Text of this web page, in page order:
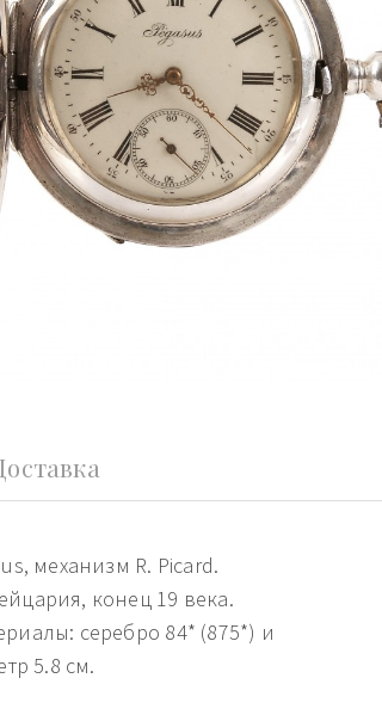
механизм R. Picard.
конец 19 века.
серебро 84* (875*) и
5.8 см.